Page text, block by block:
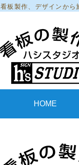
看板製作、デザインから
HOME